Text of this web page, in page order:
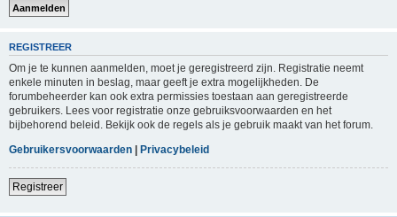
REGISTREER
Om je te kunnen aanmelden, moet je geregistreerd zijn. Registratie neemt
enkele minuten in beslag, maar geeft je extra mogelijkheden. De
forumbeheerder kan ook extra permissies toestaan aan geregistreerde
gebruikers. Lees voor registratie onze gebruiksvoorwaarden en het
bijbehorend beleid. Bekijk ook de regels als je gebruik maakt van het forum.
Gebruikersvoorwaarden | Privacybeleid
Registreer